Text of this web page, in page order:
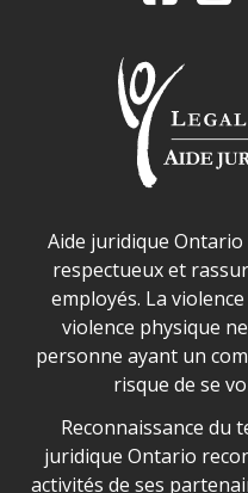
Déclaration sur la
Aide juridique
respectueux et
employés. La
violence physique
personne ayant un
risque de se
Legal Aid Ontario
Reconnaissance du
juridique Ontario
activités de ses